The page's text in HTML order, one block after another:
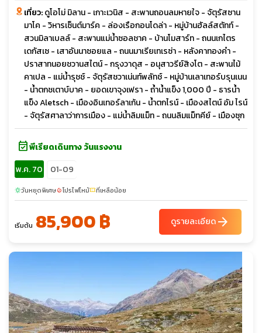
เที่ยว:ดูโอโม่ มิลาน - เกาะเวนิส - สะพานถอนลมหายใจ - จัตุรัสซาน
มาโค - วิหารเซ็นต์มาร์ค - ล่องเรือกอนโดล่า - หมู่บ้านฮัลล์สตัทท์ -
สวนมิลาเบลล์ - สะพานแม่น้ำซอลชาค - บ้านโมสาร์ท - ถนนเกไตร
เดกัสเซ - เสาอันนาซอยแล - ถนนมาเรียเทเรซ่า - หลังคาทองคำ -
ปราสาทนอยชวานสไตน์ - กรุงวาดุส - อนุสาวรีย์สิงโต - สะพานไม้
คาเปล - แม่น้ำรุชช์ - จัตุรัสชวาเน่นท์พลัทช์ - หมู่บ้านเลาเทอร์บรุนเนน
- น้ำตกชเตาบ์บาค - ยอดเขาจุงเฟรา - ถ้ำน้ำแข็ง 1,000 ปี - ธารน้ำ
แข็ง Aletsch - เมืองอินเทอร์ลาเก้น - น้ำตกไรน์ - เมืองสไตน์ อัม ไรน์
- จัตุรัสศาลาว่าการเมือง - แม่น้ำลิมแม็ท - ถนนลิมแม็ทคีย์ - เมืองซุก
event_availableพีเรียดเดินทาง วันแรงงาน
พ.ค. 70
01-09
sunnyวันหยุดพิเศษlocal_fire_departmentโปรไฟไหม้confirmation_numberที่เหลือน้อย
เริ่มต้น 85,900 ฿ ดูรายละเอียดarrow_forward